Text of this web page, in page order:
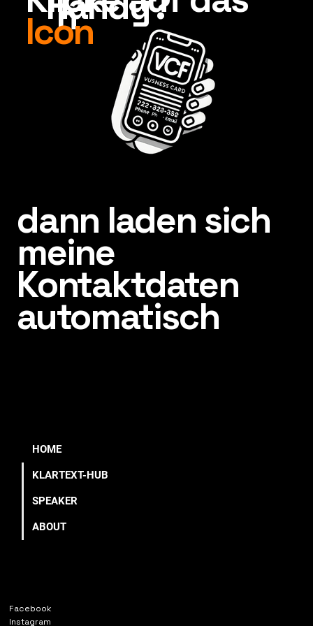
n
Icon
dann laden sich
meine
Kontaktdaten
automatisch
Facebook
Instagram
HOME
KLARTEXT-HUB
SPEAKER
ABOUT